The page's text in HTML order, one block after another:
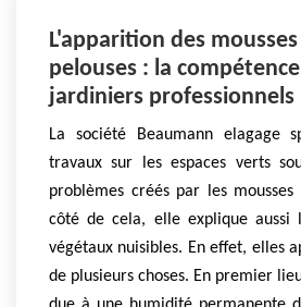
L'apparition des
pelouses : la
jardiniers professionnels
La société Beaumann elagage
travaux sur les espaces verts
problèmes créés par les mousses
côté de cela, elle explique aussi
végétaux nuisibles. En effet, elles
de plusieurs choses. En premier